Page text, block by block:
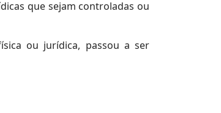
que sejam controladas ou
ou jurídica, passou a ser